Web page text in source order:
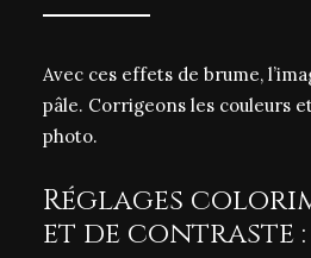
Avec ces effets de brume,
pâle. Corrigeons les couleurs
photo.
Réglages
et de contraste :